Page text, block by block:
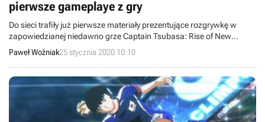
pierwsze gameplaye z gry
Do sieci trafiły już pierwsze materiały prezentujące rozgrywkę w
zapowiedzianej niedawno grze Captain Tsubasa: Rise of New
Champions. Wygląda na to, że produkcja faktycznie będzie pełna
widowiskowych akcji, a jej opanowanie powinno być proste i
intuicyjne.
Paweł Woźniak25 stycznia 2020 10:10